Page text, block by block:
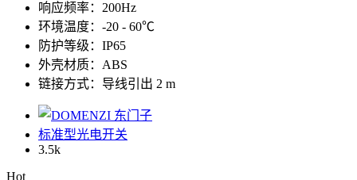
响应频率：200Hz
环境温度：-20 - 60℃
防护等级：IP65
外壳材质：ABS
链接方式：导线引出 2 m
标准型光电开关
3.5k
Hot